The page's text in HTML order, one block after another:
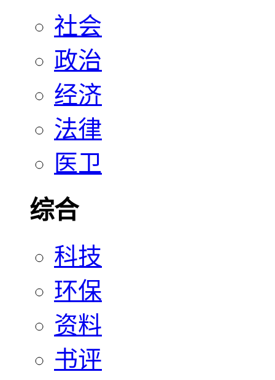
社会
政治
经济
法律
医卫
综合
科技
环保
资料
书评